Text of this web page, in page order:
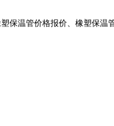
保温管价格报价、橡塑保温